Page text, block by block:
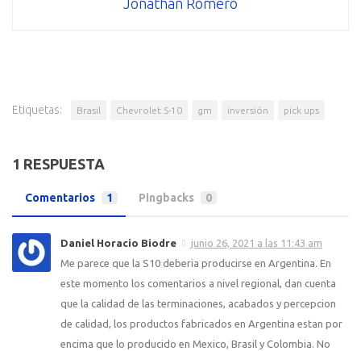
Jonathan Romero
Etiquetas: Brasil Chevrolet S-10 gm inversión pick ups
1 RESPUESTA
Comentarios 1 Pingbacks 0
Daniel Horacio Biodre
junio 26, 2021 a las 11:43 am
Me parece que la S10 deberia producirse en Argentina. En
este momento los comentarios a nivel regional, dan cuenta
que la calidad de las terminaciones, acabados y percepcion
de calidad, los productos fabricados en Argentina estan por
encima que lo producido en Mexico, Brasil y Colombia. No